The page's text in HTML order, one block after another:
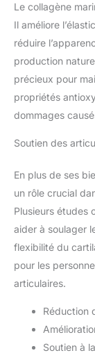
Le collagène
Il améliore
réduire
production
précieux pour
propriétés
dommages
Soutien des
En plus de ses
un rôle crucial
Plusieurs études
aider à soulager
flexibilité du
pour les
articulaires.
Réduction
Soutien à